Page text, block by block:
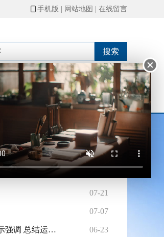
手机版 网站地图 在线留言
搜索
政府信息公开
要讲话
07-21
07-07
06-23
习近平对常态化做好东西部协作工作作出重要指示强调 总结运用闽宁协作等有益经验 不断增强区域发展协调性 推动全体人民共同富裕迈出坚实步伐